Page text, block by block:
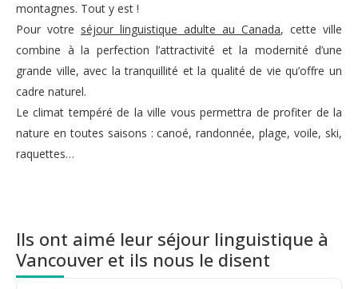
montagnes. Tout y est !
Pour votre séjour linguistique adulte au Canada, cette ville
combine à la perfection l’attractivité et la modernité d’une
grande ville, avec la tranquillité et la qualité de vie qu’offre un
cadre naturel.
Le climat tempéré de la ville vous permettra de profiter de la
nature en toutes saisons : canoé, randonnée, plage, voile, ski,
raquettes…
Ils ont aimé leur séjour linguistique à
Vancouver et ils nous le disent